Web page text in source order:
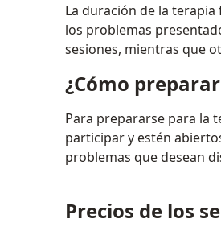
La duración de la
los problemas
sesiones, mientras que
¿Cómo
Para prepararse para la
participar y estén
problemas que desean
Precios de los